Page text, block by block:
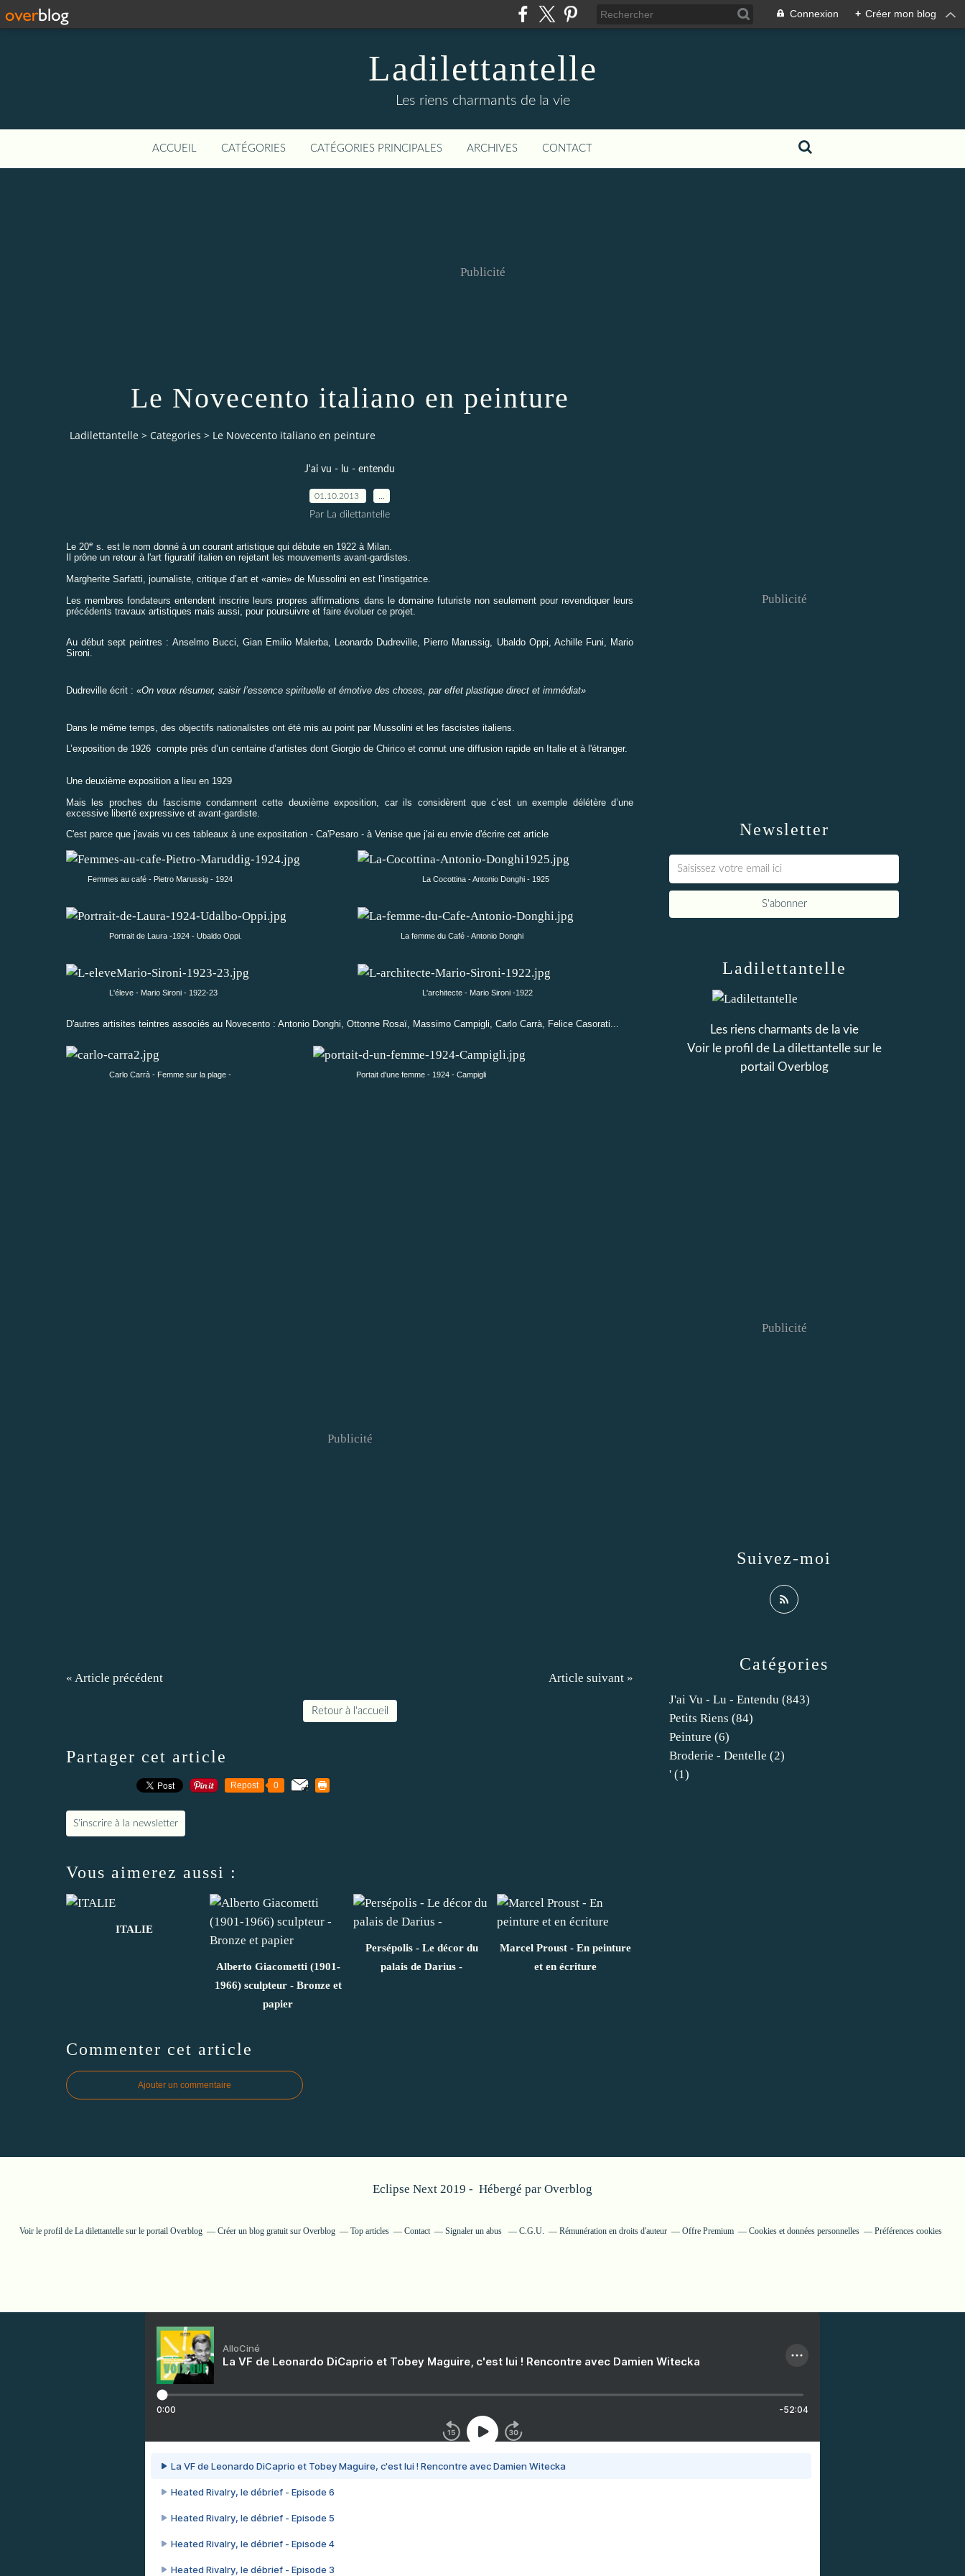
Connexion + Créer mon blog
Ladilettantelle
Les riens charmants de la vie
ACCUEIL CATÉGORIES CATÉGORIES PRINCIPALES ARCHIVES CONTACT
Publicité
Le Novecento italiano en peinture
Ladilettantelle > Categories > Le Novecento italiano en peinture
J'ai vu - lu - entendu
01.10.2013
Par La dilettantelle
Le 20e s. est le nom donné à un courant artistique qui débute en 1922 à Milan.
Il prône un retour à l'art figuratif italien en rejetant les mouvements avant-gardistes.
Margherite Sarfatti, journaliste, critique d’art et «amie» de Mussolini en est l’instigatrice.
Les membres fondateurs entendent inscrire leurs propres affirmations dans le domaine futuriste non seulement pour revendiquer leurs
précédents travaux artistiques mais aussi, pour poursuivre et faire évoluer ce projet.
Au début sept peintres : Anselmo Bucci, Gian Emilio Malerba, Leonardo Dudreville, Pierro Marussig, Ubaldo Oppi, Achille Funi, Mario
Sironi.
Dudreville écrit : «On veux résumer, saisir l’essence spirituelle et émotive des choses, par effet plastique direct et immédiat»
Dans le même temps, des objectifs nationalistes ont été mis au point par Mussolini et les fascistes italiens.
L’exposition de 1926 compte près d’un centaine d’artistes dont Giorgio de Chirico et connut une diffusion rapide en Italie et à l'étranger.
Une deuxième exposition a lieu en 1929
Mais les proches du fascisme condamnent cette deuxième exposition, car ils considèrent que c’est un exemple délétère d’une
excessive liberté expressive et avant-gardiste.
C'est parce que j'avais vu ces tableaux à une expositation - Ca'Pesaro - à Venise que j'ai eu envie d'écrire cet article
Femmes au café - Pietro Marussig - 1924 La Cocottina - Antonio Donghi - 1925
Portrait de Laura -1924 - Ubaldo Oppi. La femme du Café - Antonio Donghi
L'éleve - Mario Sironi - 1922-23 L'architecte - Mario Sironi -1922
D'autres artisites teintres associés au Novecento : Antonio Donghi, Ottonne Rosaï, Massimo Campigli, Carlo Carrà, Felice Casorati...
Carlo Carrà - Femme sur la plage - Portait d'une femme - 1924 - Campigli
Publicité
« Article précédent Article suivant »
Retour à l'accueil
Partager cet article
Repost 0
S'inscrire à la newsletter
Vous aimerez aussi :
ITALIE
Alberto Giacometti (1901-
1966) sculpteur - Bronze et
papier
Persépolis - Le décor du
palais de Darius -
Marcel Proust - En peinture
et en écriture
Commenter cet article
Ajouter un commentaire
Newsletter
Publicité
Catégories
J'ai Vu - Lu - Entendu (843)
Petits Riens (84)
Peinture (6)
Broderie - Dentelle (2)
' (1)
Ladilettantelle
Les riens charmants de la vie
Voir le profil de La dilettantellesur le
portail Overblog
Suivez-moi
Publicité
Eclipse Next 2019 - Hébergé par Overblog
Voir le profil de La dilettantellesur le portail Overblog Créer un blog gratuit sur Overblog Top articles Contact Signaler un abus C.G.U. Rémunération en droits d'auteur Offre Premium Cookies et données personnelles Préférences cookies
AlloCiné
La VF de Leonardo DiCaprio et Tobey Maguire, c'est lui ! Rencontre avec Damien Witecka
0:00 -52:04
La VF de Leonardo DiCaprio et Tobey Maguire, c'est lui ! Rencontre avec Damien Witecka
Heated Rivalry, le débrief - Episode 6
Heated Rivalry, le débrief - Episode 5
Heated Rivalry, le débrief - Episode 4
Heated Rivalry, le débrief - Episode 3